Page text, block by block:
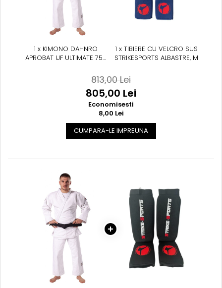
1 x KIMONO DAHNRO
APROBAT IJF ULTIMATE 750
1 x TIBIERE CU VELCRO SUS
STRIKESPORTS ALBASTRE, M
813,00 Lei
805,00 Lei
Economisesti
8,00 Lei
CUMPARA-LE IMPREUNA